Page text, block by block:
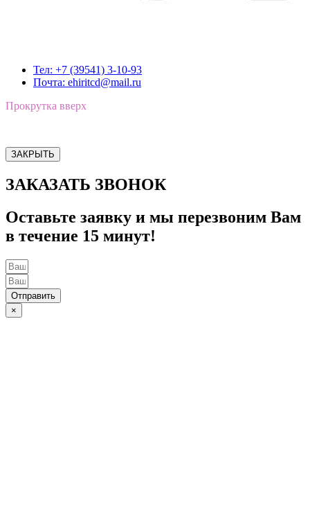
Тел: +7 (39541) 3-10-93
Почта: ehiritcd@mail.ru
Прокрутка вверх
ЗАКРЫТЬ
ЗАКАЗАТЬ ЗВОНОК
Оставьте заявку и мы перезвоним Вам
в течение 15 минут!
Отправить
×